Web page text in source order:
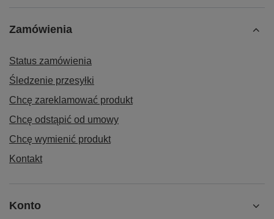
Zamówienia
Status zamówienia
Śledzenie przesyłki
Chcę zareklamować produkt
Chcę odstąpić od umowy
Chcę wymienić produkt
Kontakt
Konto